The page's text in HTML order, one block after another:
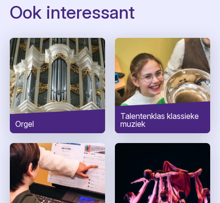
E-mailadres
Telefoonnummer
Woonplaats*
Bericht*
Ook interessant
Orgel
Talentenklas klassieke
muziek